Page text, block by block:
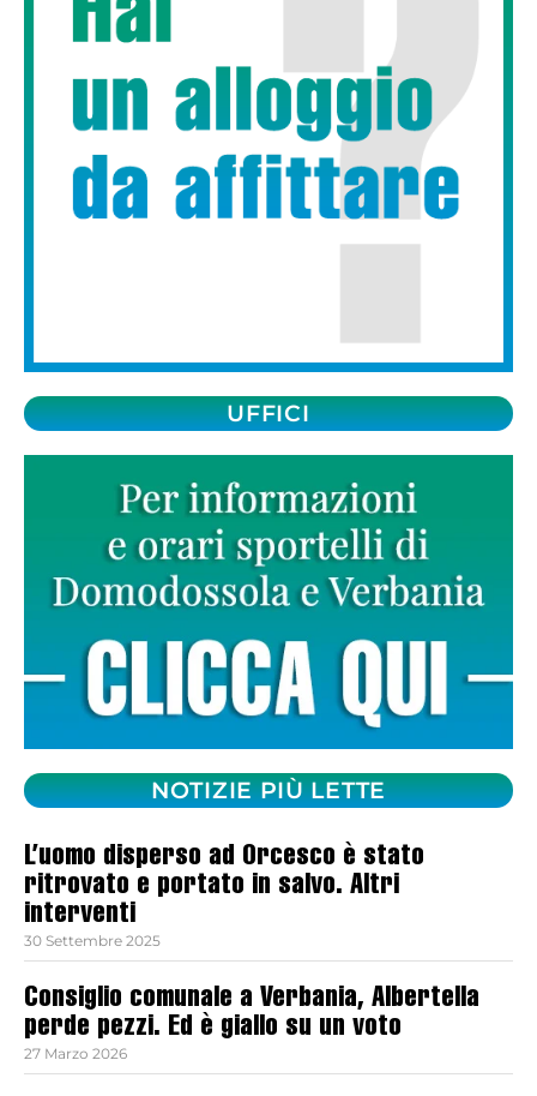
UFFICI
NOTIZIE PIÙ LETTE
L’uomo disperso ad Orcesco è stato
ritrovato e portato in salvo. Altri
interventi
30 Settembre 2025
Consiglio comunale a Verbania, Albertella
perde pezzi. Ed è giallo su un voto
27 Marzo 2026